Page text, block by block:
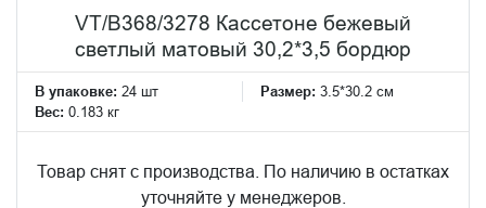
VT/B368/3278 Кассетоне бежевый
светлый матовый 30,2*3,5 бордюр
В упаковке: 24 шт Размер: 3.5*30.2 см
Вес: 0.183 кг
Товар снят с производства. По наличию в остатках
уточняйте у менеджеров.